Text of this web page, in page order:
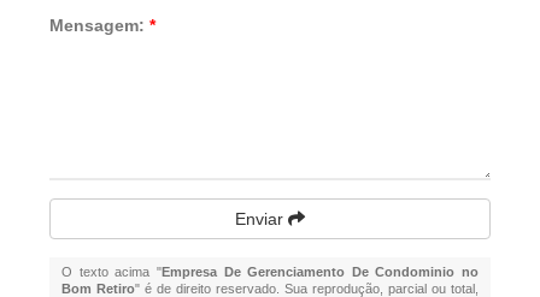
Mensagem:*
Enviar
O texto acima "Empresa De Gerenciamento De Condominio no
Bom Retiro" é de direito reservado. Sua reprodução, parcial ou total,